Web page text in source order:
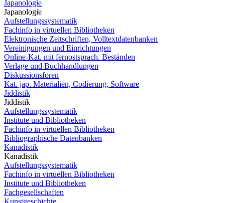
Japanologie
Japanologie
Aufstellungssystematik
Fachinfo in virtuellen Bibliotheken
Elektronische Zeitschriften, Volltextdatenbanken
Vereinigungen und Einrichtungen
Online-Kat. mit fernostsprach. Beständen
Verlage und Buchhandlungen
Diskussionsforen
Kat. jap. Materialien, Codierung, Software
Jiddistik
Jiddistik
Aufstellungssystematik
Institute und Bibliotheken
Fachinfo in virtuellen Bibliotheken
Bibliographische Datenbanken
Kanadistik
Kanadistik
Aufstellungssystematik
Fachinfo in virtuellen Bibliotheken
Institute und Bibliotheken
Fachgesellschaften
Kunstgeschichte